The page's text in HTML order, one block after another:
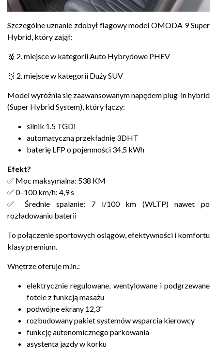
Szczególne uznanie zdobył flagowy model OMODA 9 Super
Hybrid, który zajął:
🥈 2. miejsce w kategorii Auto Hybrydowe PHEV
🥈 2. miejsce w kategorii Duży SUV
Model wyróżnia się zaawansowanym napędem plug-in hybrid
(Super Hybrid System), który łączy:
silnik 1.5 TGDi
automatyczną przekładnię 3DHT
baterię LFP o pojemności 34,5 kWh
Efekt?
✅ Moc maksymalna: 538 KM
✅ 0–100 km/h: 4,9 s
✅ Średnie spalanie: 7 l/100 km (WLTP) nawet po
rozładowaniu baterii
To połączenie sportowych osiągów, efektywności i komfortu
klasy premium.
Wnętrze oferuje m.in.:
elektrycznie regulowane, wentylowane i podgrzewane
fotele z funkcją masażu
podwójne ekrany 12,3”
rozbudowany pakiet systemów wsparcia kierowcy
funkcję autonomicznego parkowania
asystenta jazdy w korku